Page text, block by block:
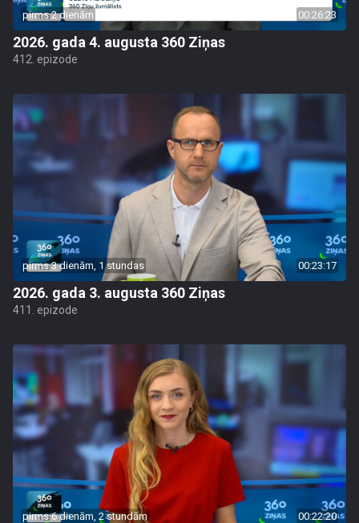
pirms 2 dienām 00:26:23
2026. gada 4. augusta 360 Ziņas
412. epizode
pirms 3 dienām, 1 stundas 00:23:17
2026. gada 3. augusta 360 Ziņas
411. epizode
pirms 6 dienām, 2 stundām 00:22:20